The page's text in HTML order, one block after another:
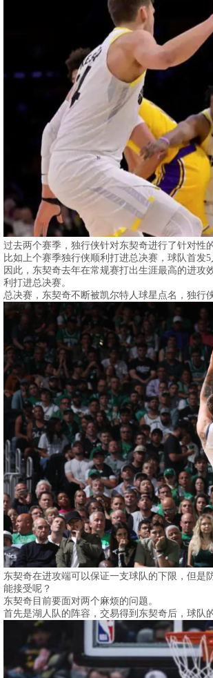
过去两个赛季，独行侠针对东契奇进行了针对性
比如上个赛季独行侠顺利打进总决赛，球队首发
因此，东契奇去年在常规赛打出生涯最高的进攻
利打进总决赛。
总决赛，东契奇不断被凯尔特人球星点名，独行
东契奇在进攻端可以保证一支球队的下限，但是
能接受呢？
东契奇目前要面对两个麻烦的问题。
首先是湖人队的阵容，交易得到东契奇后，球队